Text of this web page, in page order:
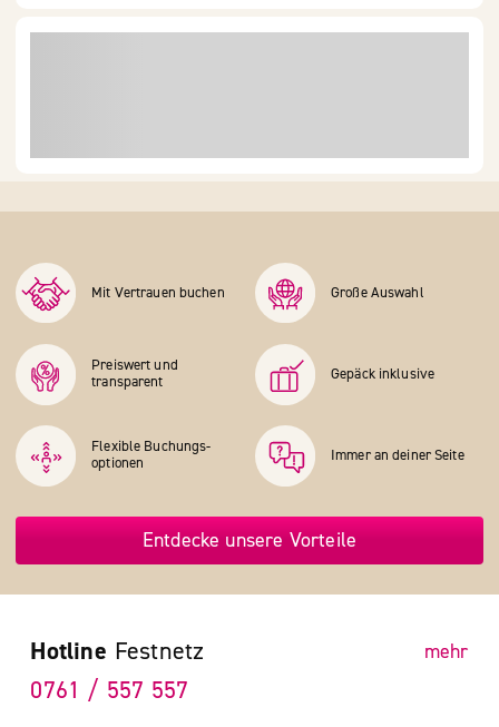
Mit Vertrauen buchen Große Auswahl
Preiswert und
transparent
Gepäck inklusive
Flexible Buchungs­
optionen
Immer an deiner Seite
Entdecke unsere Vorteile
Hotline Festnetz mehr
0761 / 557 557